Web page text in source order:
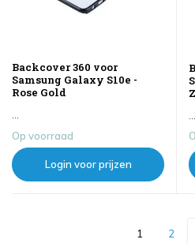
Backcover 360 voor
Samsung Galaxy S10e -
Rose Gold
...
Op voorraad
Login voor prijzen
...
1 2